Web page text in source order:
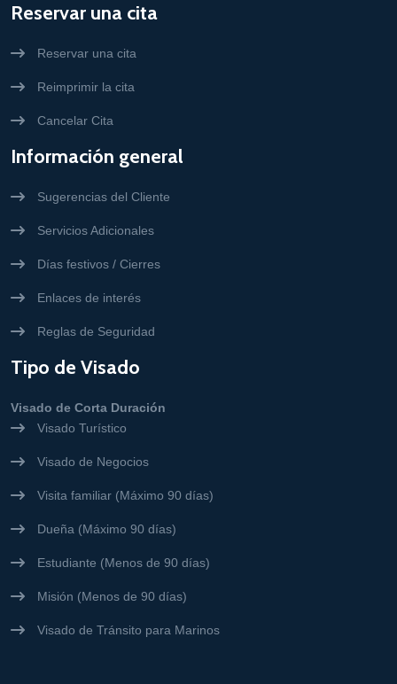
Reservar una cita
Reservar una cita
Reimprimir la cita
Cancelar Cita
Información general
Sugerencias del Cliente
Servicios Adicionales
Días festivos / Cierres
Enlaces de interés
Reglas de Seguridad
Tipo de Visado
Visado de Corta Duración
Visado Turístico
Visado de Negocios
Visita familiar (Máximo 90 días)
Dueña (Máximo 90 días)
Estudiante (Menos de 90 días)
Misión (Menos de 90 días)
Visado de Tránsito para Marinos